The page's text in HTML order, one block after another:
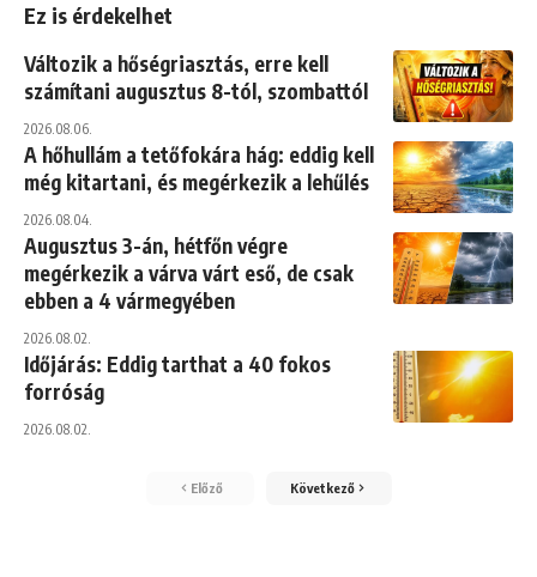
Ez is érdekelhet
Változik a hőségriasztás, erre kell
számítani augusztus 8-tól, szombattól
2026.08.06.
A hőhullám a tetőfokára hág: eddig kell
még kitartani, és megérkezik a lehűlés
2026.08.04.
Augusztus 3-án, hétfőn végre
megérkezik a várva várt eső, de csak
ebben a 4 vármegyében
2026.08.02.
Időjárás: Eddig tarthat a 40 fokos
forróság
2026.08.02.
Előző Következő